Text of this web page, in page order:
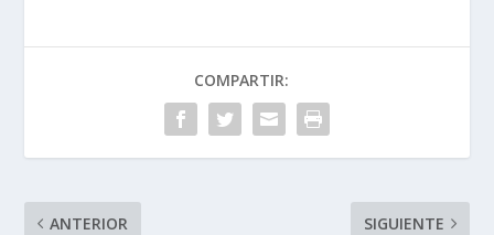
COMPARTIR:
ANTERIOR SIGUIENTE